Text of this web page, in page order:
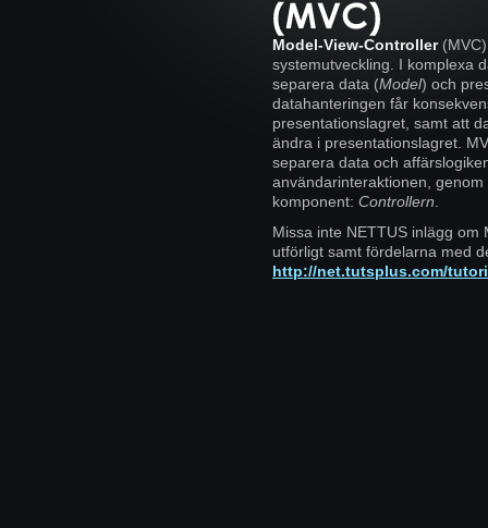
Model-View-Controller(MVC)
systemutveckling. I komplexa
separera data (Model) och
datahanteringen får
presentationslagret, samt att
ändra i presentationslagret.
separera data och
användarinteraktionen,
komponent: Controllern
Missa inte NETTUS inlägg
utförligt samt fördelarna med
http://net.tutsplus.com/